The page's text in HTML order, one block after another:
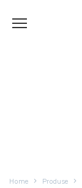
Home Produse